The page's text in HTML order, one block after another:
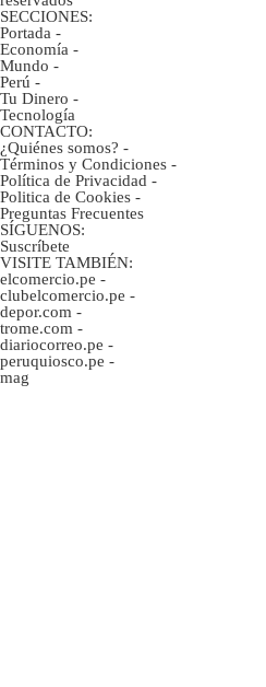
SECCIONES:
Portada -
Economía -
Mundo -
Perú -
Tu Dinero -
Tecnología
CONTACTO:
¿Quiénes somos? -
Términos y Condiciones -
Política de Privacidad -
Politica de Cookies -
Preguntas Frecuentes
SÍGUENOS:
Suscríbete
VISITE TAMBIÉN:
elcomercio.pe -
clubelcomercio.pe -
depor.com -
trome.com -
diariocorreo.pe -
peruquiosco.pe -
mag